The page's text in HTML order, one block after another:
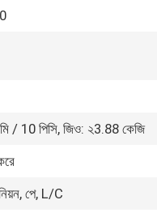
/ 10 পিসি, জিও: ২3.88 কেজি
পে, L/C